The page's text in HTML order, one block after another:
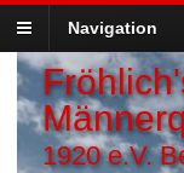
Navigation
1920 e.V.